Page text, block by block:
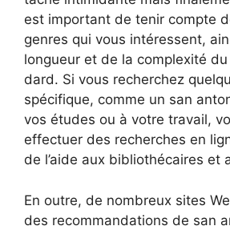
est important de tenir compte
genres qui vous intéressent,
longueur et de la complexité
dard. Si vous recherchez
spécifique, comme un san
vos études ou à votre travail,
effectuer des recherches en
de l’aide aux bibliothécaires et
En outre, de nombreux sites
des recommandations de san